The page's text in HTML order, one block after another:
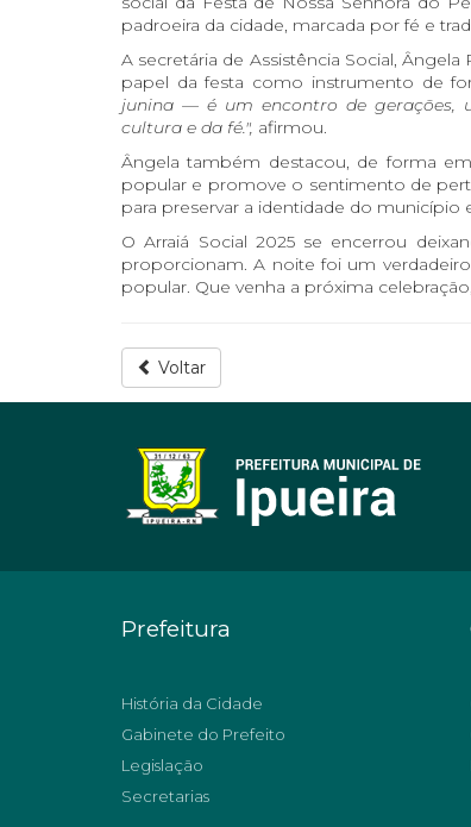
padroeira da cidade, marcada por fé e
A secretária de Assistência Social, Ângela
papel da festa como instrumento de
junina — é um encontro de gerações,
cultura e da fé.", afirmou.
Ângela também destacou, de forma
popular e promove o sentimento de
para preservar a identidade do município
O Arraiá Social 2025 se encerrou
proporcionam. A noite foi um
popular. Que venha a próxima
Voltar
Prefeitura
História da Cidade
Gabinete do Prefeito
Legislação
Secretarias